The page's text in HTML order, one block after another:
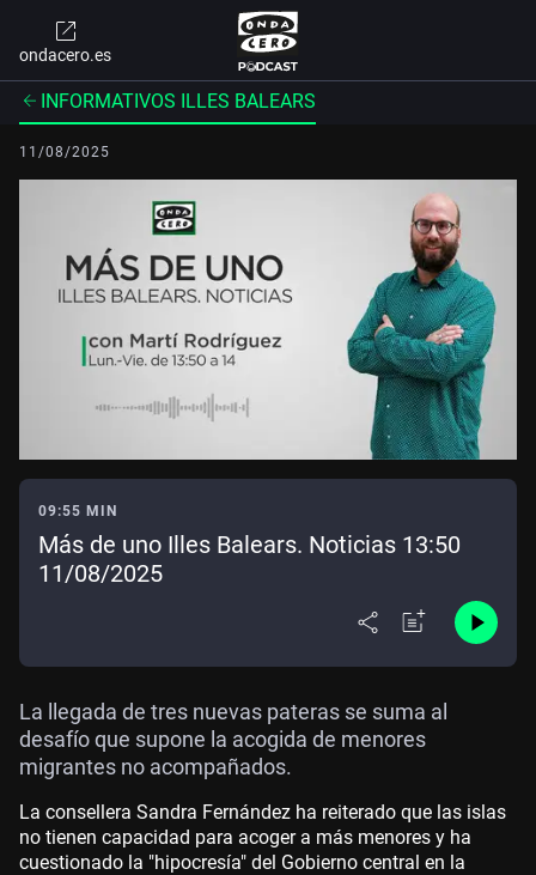
ondacero.es
INFORMATIVOS ILLES BALEARS
11/08/2025
09:55 MIN
Más de uno Illes Balears. Noticias 13:50
11/08/2025
La llegada de tres nuevas pateras se suma al
desafío que supone la acogida de menores
migrantes no acompañados.
La consellera Sandra Fernández ha reiterado que las islas
no tienen capacidad para acoger a más menores y ha
cuestionado la "hipocresía" del Gobierno central en la